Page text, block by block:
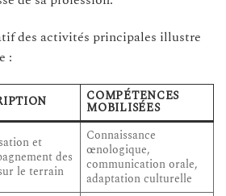
des activités principales illustre
:
COMPÉTENCES
MOBILISÉES
et
des
le terrain
Connaissance
œnologique,
communication orale,
adaptation culturelle